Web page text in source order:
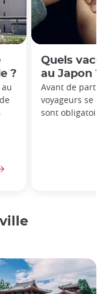
?
Quels
au Japon ?
Avant de partir
voyageurs se
sont